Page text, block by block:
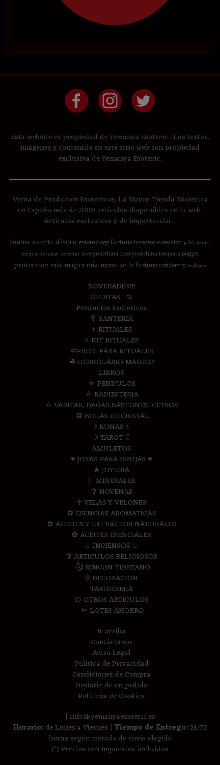
Esta website es propiedad de Yemanya Esoteric . Los textos,
imágenes y contenido en este sitio web son propiedad
exclusiva de Yemanya Esoteric.
Venta de Productos Esotéricos, La Mayor Tienda Esotérica
en España más de 7000 artículos disponibles en la web.
Artículos exclusivos y de importación....
buena-suertedinero entomologyfortunainsectos-coleccion job's tears
juegos-de-azar loterias mecynorrhinamecynorrhina torquata poggei
proteccion raiz-magica raiz-mano-de-la-fortunataxidermy trabajo
NOVEDADES!!!
OFERTAS - %
Productos Esótericos
✞ SANTERIA
♆ RITUALES
♆ KIT RITUALES
✡PROD. PARA RITUALES
☘ HERBOLARIO MAGICO
LIBROS
⛤ PENDULOS
⛤ RADIESTESIA
⛤ VARITAS, DAGAS,BASTONES, CETROS
❂ BOLAS DE CRISTAL
☽ RUNAS ☾
☽ TAROT ☾
AMULETOS
♥ JOYAS PARA BRUJAS ♥
★ JOYERIA
☾ MINERALES
✞ NOVENAS
☥ VELAS Y VELONES
✿ ESENCIAS AROMATICAS
✿ ACEITES Y EXTRACTOS NATURALES
✿ ACEITES ESENCIALES
♨ INCIENSOS ♨
✞ ARTICULOS RELIGIOSOS
༃ RINCON TIBETANO
۩ DECORACION
TAXIDERMIA
۞ OTROS ARTICULOS
✂ LOTES AHORRO
Ir arriba
Contáctanos
Aviso Legal
Política de Privacidad
Condiciones de Compra
Desistir de un pedido
Políticas de Cookies
| info@yemanyaesoteric.es
Horario:de Lunes a Viernes | Tiempo de Entrega:24/72
horas según método de envío elegido
(*) Precios con Impuestos incluidos